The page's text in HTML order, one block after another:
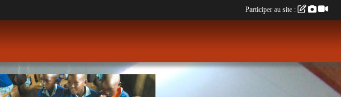
Participer au site :